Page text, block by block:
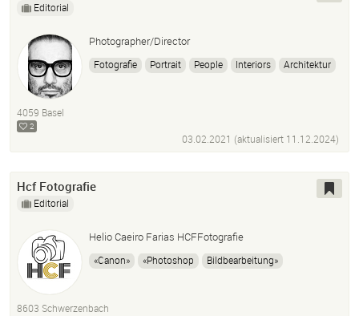
Editorial
Photographer/Director
Fotografie Portrait People Interiors
Architektur
4059 Basel
2
03.02.2021 (aktualisiert 11.12.2024)
Hcf Fotografie
Editorial
Helio Caeiro Farias HCFFotografie
«Canon» «Photoshop Bildbearbeitung»
8603 Schwerzenbach